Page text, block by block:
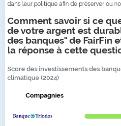
dans leur politique afin de préserver ou
Comment savoir si ce
de votre argent est
des banques" de FairFin
la réponse à cette
Score des investissements des
climatique (2024)
Compagnies